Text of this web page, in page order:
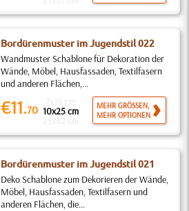
Bordürenmuster im Jugendstil 022
Wandmuster Schablone für Dekoration der
Wände, Möbel, Hausfassaden, Textilfasern
und anderen Flächen,...
€11.70 10x25 cm
MEHR GRÖSSEN,
MEHR OPTIONEN
Bordürenmuster im Jugendstil 021
Deko Schablone zum Dekorieren der Wände,
Möbel, Hausfassaden, Textilfasern und
anderen Flächen, die...